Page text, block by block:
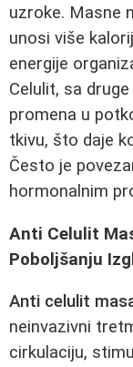
uzroke. Masne
unosi više
energije
Celulit, sa
promena u
tkivu, što daje
Često je
hormonalnim
Anti Celulit
Poboljšanju
Anti celulit
neinvazivni
cirkulaciju,